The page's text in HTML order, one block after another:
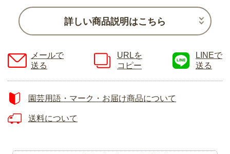
詳しい商品説明はこちら
メールで
送る
URLを
コピー
LINEで
送る
園芸用語・マーク・お届け商品について
送料について